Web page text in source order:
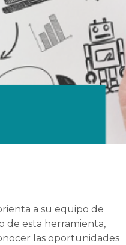
a su equipo de
de esta herramienta,
las oportunidades